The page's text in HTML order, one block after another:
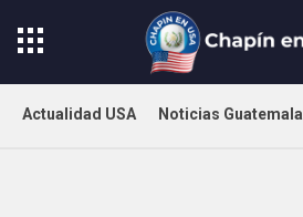
Actualidad USA Noticias Guatemala